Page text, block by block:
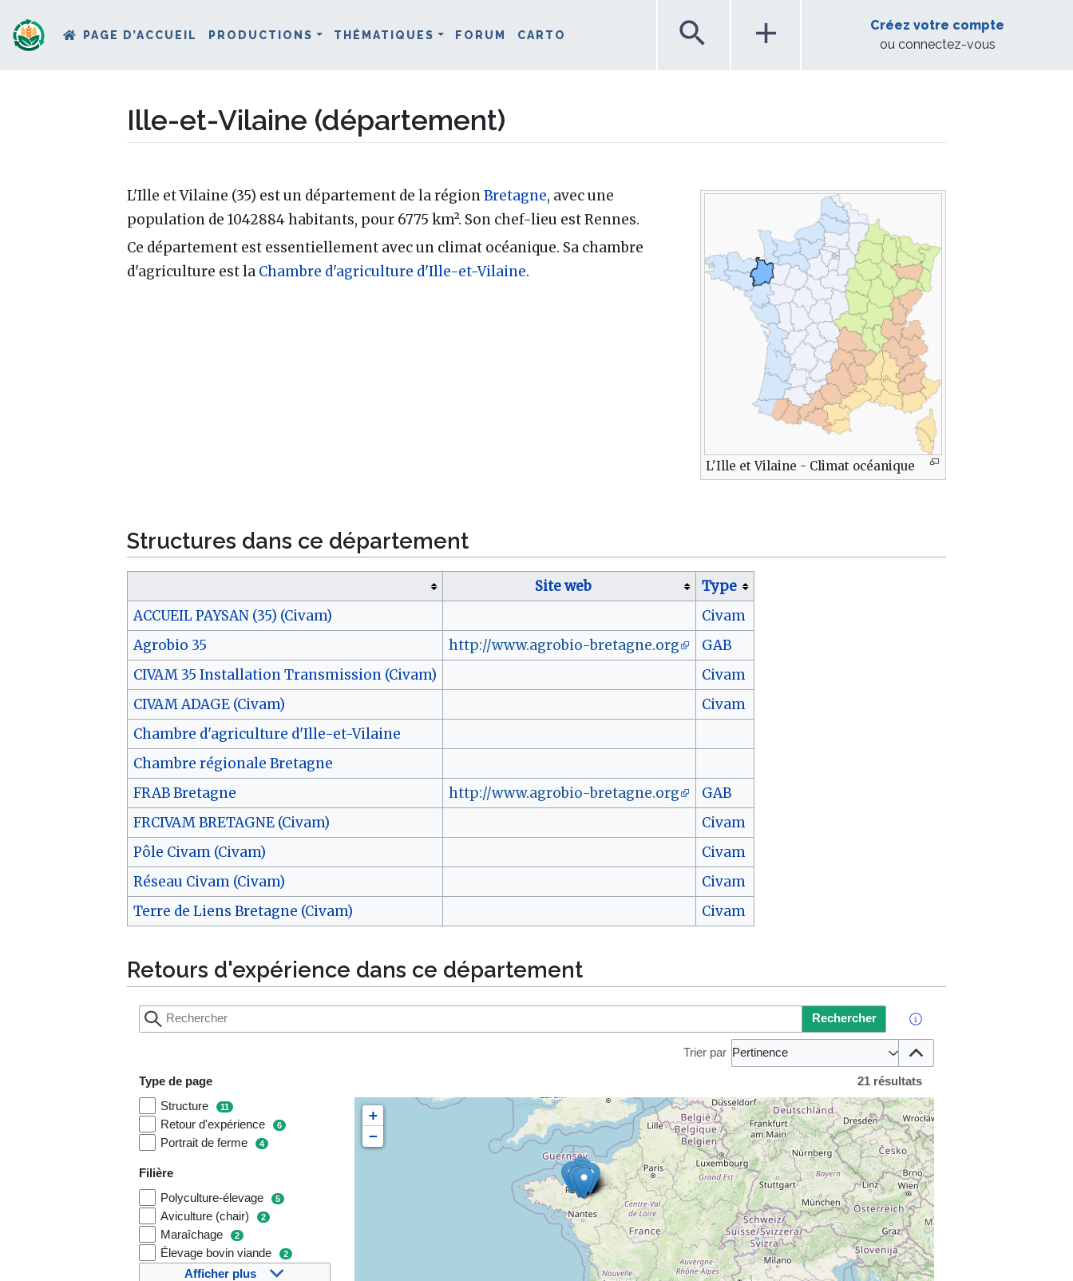
PAGE D’ACCUEIL PRODUCTIONS THÉMATIQUES FORUM CARTO search add
Créez votre compte
ou connectez-vous
Ille-et-Vilaine (département)
L'Ille et Vilaine - Climat océanique
L'Ille et Vilaine (35) est un département de la régionBretagne, avec une
population de 1042884 habitants, pour 6775 km². Son chef-lieu est Rennes.
Ce département est essentiellement avec un climat océanique. Sa chambre
d'agriculture est la Chambre d'agriculture d'Ille-et-Vilaine.
Structures dans ce département
Site web
Type
ACCUEIL PAYSAN (35) (Civam)
Civam
Agrobio 35
http://www.agrobio-bretagne.org
GAB
CIVAM 35 Installation Transmission (Civam)
Civam
CIVAM ADAGE (Civam)
Civam
Chambre d'agriculture d'Ille-et-Vilaine
Chambre régionale Bretagne
FRAB Bretagne
http://www.agrobio-bretagne.org
GAB
FRCIVAM BRETAGNE (Civam)
Civam
Pôle Civam (Civam)
Civam
Réseau Civam (Civam)
Civam
Terre de Liens Bretagne (Civam)
Civam
Retours d'expérience dans ce département
Rechercher
Trier par Pertinence
Type de page
Structure
11
Retour d'expérience 6
Portrait de ferme 4
Filière
Polyculture-élevage
5
Aviculture (chair) 2
Maraîchage 2
Élevage bovin viande 2
Afficher plus
21 résultats
+
−